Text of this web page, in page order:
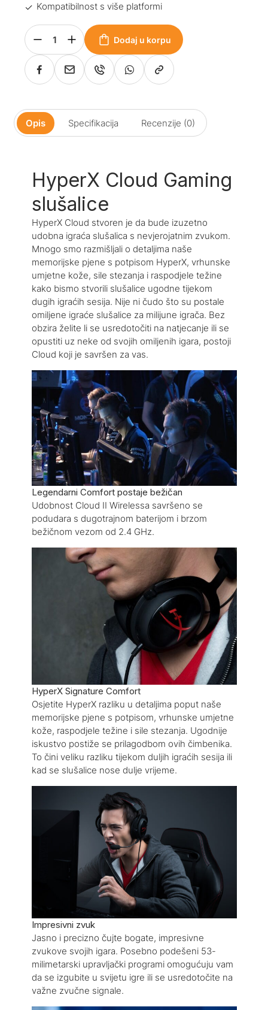
Kompatibilnost s više platformi
Dodaj u korpu
Opis Specifikacija Recenzije (0)
HyperX Cloud Gaming
slušalice
HyperX Cloud stvoren je da bude izuzetno
udobna igraća slušalica s nevjerojatnim zvukom.
Mnogo smo razmišljali o detaljima naše
memorijske pjene s potpisom HyperX, vrhunske
umjetne kože, sile stezanja i raspodjele težine
kako bismo stvorili slušalice ugodne tijekom
dugih igraćih sesija. Nije ni čudo što su postale
omiljene igraće slušalice za milijune igrača. Bez
obzira želite li se usredotočiti na natjecanje ili se
opustiti uz neke od svojih omiljenih igara, postoji
Cloud koji je savršen za vas.
Legendarni Comfort postaje bežičan
Udobnost Cloud II Wirelessa savršeno se
podudara s dugotrajnom baterijom i brzom
bežičnom vezom od 2.4 GHz.
HyperX Signature Comfort
Osjetite HyperX razliku u detaljima poput naše
memorijske pjene s potpisom, vrhunske umjetne
kože, raspodjele težine i sile stezanja. Ugodnije
iskustvo postiže se prilagodbom ovih čimbenika.
To čini veliku razliku tijekom duljih igraćih sesija ili
kad se slušalice nose dulje vrijeme.
Impresivni zvuk
Jasno i precizno čujte bogate, impresivne
zvukove svojih igara. Posebno podešeni 53-
milimetarski upravljački programi omogućuju vam
da se izgubite u svijetu igre ili se usredotočite na
važne zvučne signale.